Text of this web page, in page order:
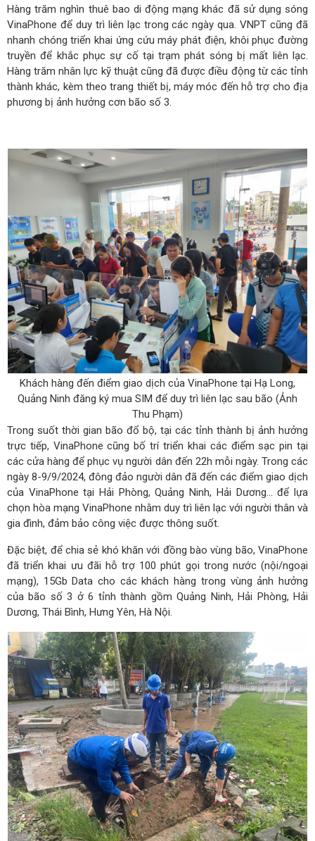
Hàng trăm nghìn thuê bao di động mạng khác đã sử dụng sóng
VinaPhone để duy trì liên lạc trong các ngày qua. VNPT cũng đã
nhanh chóng triển khai ứng cứu máy phát điện, khôi phục đường
truyền để khắc phục sự cố tại trạm phát sóng bị mất liên lạc.
Hàng trăm nhân lực kỹ thuật cũng đã được điều động từ các tỉnh
thành khác, kèm theo trang thiết bị, máy móc đến hỗ trợ cho địa
phương bị ảnh hưởng cơn bão số 3.
Khách hàng đến điểm giao dịch của VinaPhone tại Hạ Long,
Quảng Ninh đăng ký mua SIM để duy trì liên lạc sau bão (Ảnh
Thu Phạm)
Trong suốt thời gian bão đổ bộ, tại các tỉnh thành bị ảnh hưởng
trực tiếp, VinaPhone cũng bố trí triển khai các điểm sạc pin tại
các cửa hàng để phục vụ người dân đến 22h mỗi ngày. Trong các
ngày 8-9/9/2024, đông đảo người dân đã đến các điểm giao dịch
của VinaPhone tại Hải Phòng, Quảng Ninh, Hải Dương... để lựa
chọn hòa mạng VinaPhone nhằm duy trì liên lạc với người thân và
gia đình, đảm bảo công việc được thông suốt.
Đặc biệt, để chia sẻ khó khăn với đồng bào vùng bão, VinaPhone
đã triển khai ưu đãi hỗ trợ 100 phút gọi trong nước (nội/ngoại
mạng), 15Gb Data cho các khách hàng trong vùng ảnh hưởng
của bão số 3 ở 6 tỉnh thành gồm Quảng Ninh, Hải Phòng, Hải
Dương, Thái Bình, Hưng Yên, Hà Nội.